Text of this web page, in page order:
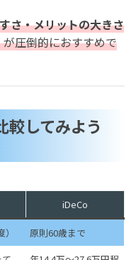
さ・メリットの大きさ
圧倒的におすすめで
較してみよう
iDeCo
原則60歳まで